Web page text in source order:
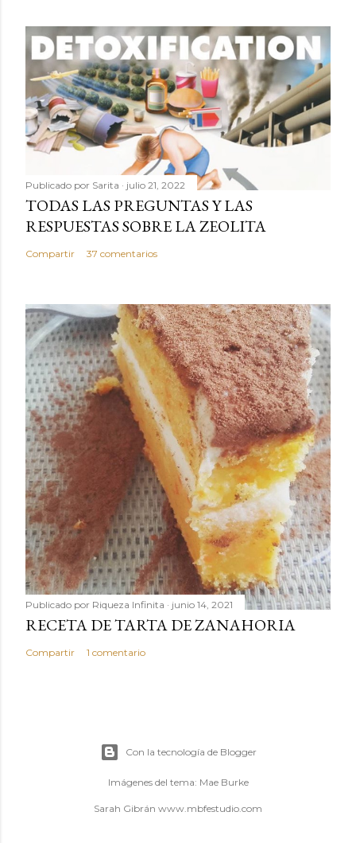
Publicado por Sarita julio 21, 2022
TODAS LAS PREGUNTAS Y LAS
RESPUESTAS SOBRE LA ZEOLITA
Compartir 37 comentarios
Publicado por Riqueza Infinita junio 14, 2021
RECETA DE TARTA DE ZANAHORIA
Compartir 1 comentario
Con la tecnología de Blogger
Imágenes del tema: Mae Burke
Sarah Gibrán www.mbfestudio.com